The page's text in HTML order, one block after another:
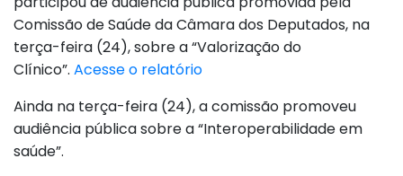
Comissão de Saúde da Câmara dos Deputados, na
terça-feira (24), sobre a “Valorização do
Clínico”. Acesse o relatório
Ainda na terça-feira (24), a comissão promoveu
audiência pública sobre a “Interoperabilidade em
saúde”.